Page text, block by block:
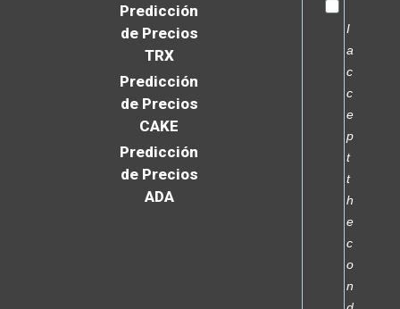
Predicción
de Precios
TRX
Predicción
de Precios
CAKE
Predicción
de Precios
ADA
I
a
c
c
e
p
t
t
h
e
c
o
n